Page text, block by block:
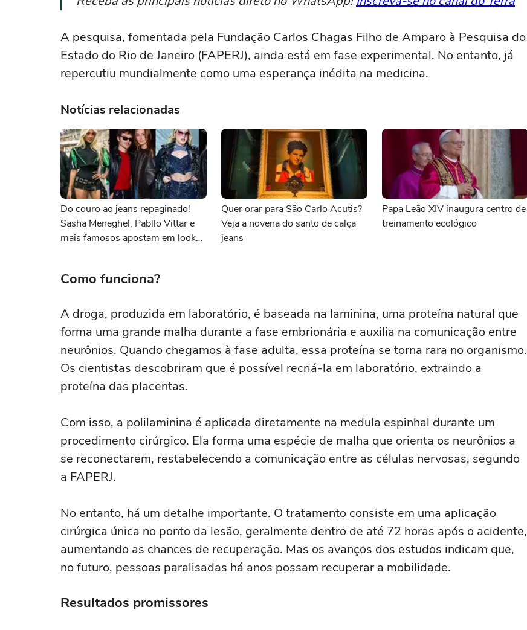
A pesquisa, fomentada pela Fundação Carlos Chagas Filho de Amparo à Pesquisa do
Estado do Rio de Janeiro (FAPERJ), ainda está em fase experimental. No entanto, já
repercutiu mundialmente como uma esperança inédita na medicina.
Notícias relacionadas
Do couro ao jeans repaginado!
Sasha Meneghel, Pabllo Vittar e
mais famosos apostam em looks
Quer orar para São Carlo Acutis?
Veja a novena do santo de calça
jeans
Papa Leão XIV inaugura centro de
treinamento ecológico
Como funciona?
A droga, produzida em laboratório, é baseada na laminina, uma proteína natural que
forma uma grande malha durante a fase embrionária e auxilia na comunicação entre
neurônios. Quando chegamos à fase adulta, essa proteína se torna rara no organismo.
Os cientistas descobriram que é possível recriá-la em laboratório, extraindo a
proteína das placentas.
Com isso, a polilaminina é aplicada diretamente na medula espinhal durante um
procedimento cirúrgico. Ela forma uma espécie de malha que orienta os neurônios a
se reconectarem, restabelecendo a comunicação entre as células nervosas, segundo
a FAPERJ.
No entanto, há um detalhe importante. O tratamento consiste em uma aplicação
cirúrgica única no ponto da lesão, geralmente dentro de até 72 horas após o acidente,
aumentando as chances de recuperação. Mas os avanços dos estudos indicam que,
no futuro, pessoas paralisadas há anos possam recuperar a mobilidade.
Resultados promissores